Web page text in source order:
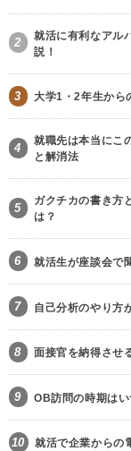
2
就活に有利なアル
説！
3 大学1・2年生から
4
就職先は本当にこ
と解消法
5
ガクチカの書き方
は？
6 就活生が座談会で
7 自己分析のやり方
8 面接官を納得させ
9 OB訪問の時期は
10 就活で企業からの